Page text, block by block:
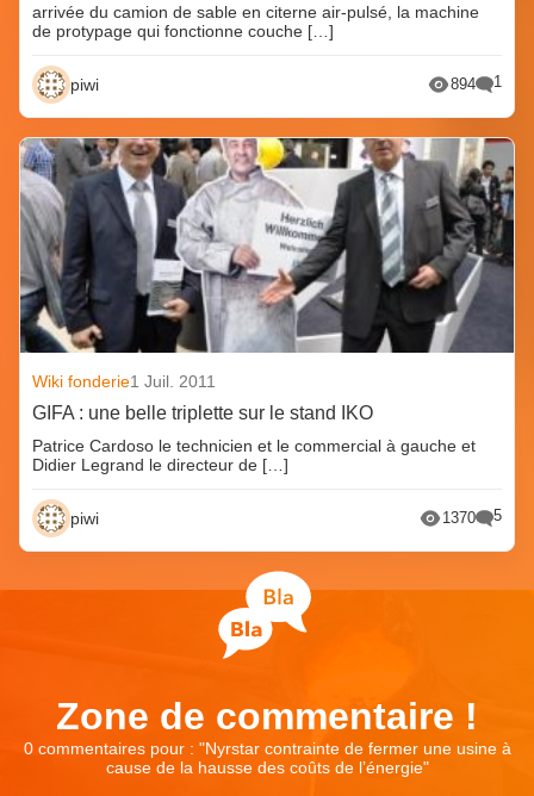
arrivée du camion de sable en citerne air-pulsé, la machine
de protypage qui fonctionne couche […]
piwi 894 1
Wiki fonderie1 Juil. 2011
GIFA : une belle triplette sur le stand IKO
Patrice Cardoso le technicien et le commercial à gauche et
Didier Legrand le directeur de […]
piwi 1370 5
Zone de commentaire !
0 commentaires pour : "Nyrstar contrainte de fermer une usine à
cause de la hausse des coûts de l’énergie"